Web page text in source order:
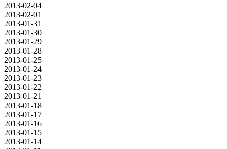
2013-02-04
2013-02-01
2013-01-31
2013-01-30
2013-01-29
2013-01-28
2013-01-25
2013-01-24
2013-01-23
2013-01-22
2013-01-21
2013-01-18
2013-01-17
2013-01-16
2013-01-15
2013-01-14